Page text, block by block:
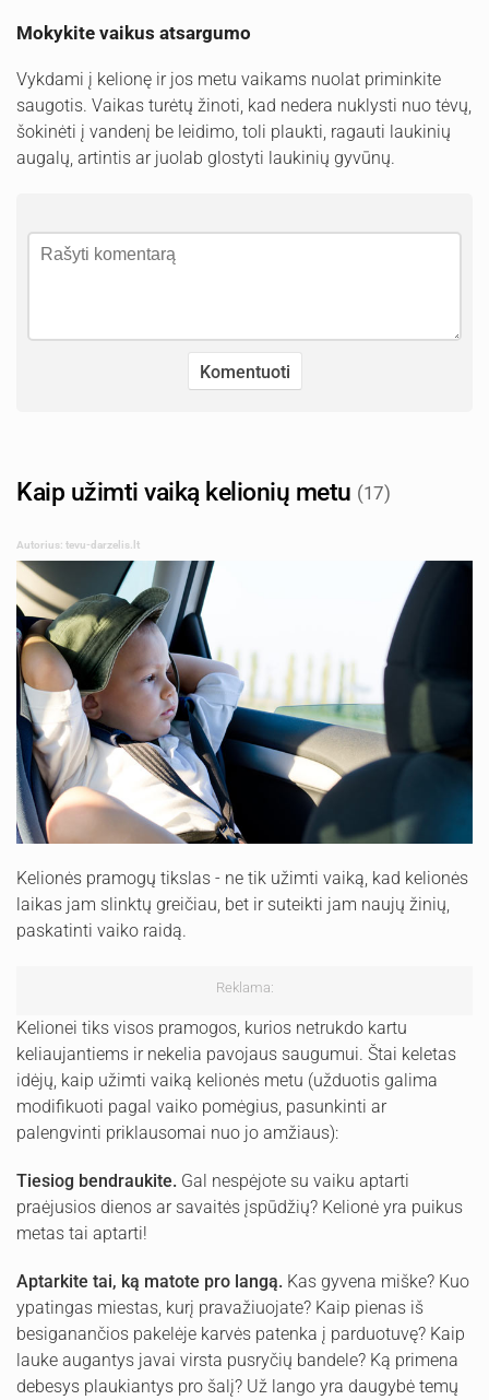
Mokykite vaikus atsargumo
Vykdami į kelionę ir jos metu vaikams nuolat priminkite
saugotis. Vaikas turėtų žinoti, kad nedera nuklysti nuo tėvų,
šokinėti į vandenį be leidimo, toli plaukti, ragauti laukinių
augalų, artintis ar juolab glostyti laukinių gyvūnų.
Kaip užimti vaiką kelionių metu (17)
Autorius: tevu-darzelis.lt
Kelionės pramogų tikslas - ne tik užimti vaiką, kad kelionės
laikas jam slinktų greičiau, bet ir suteikti jam naujų žinių,
paskatinti vaiko raidą.
Reklama:
Kelionei tiks visos pramogos, kurios netrukdo kartu
keliaujantiems ir nekelia pavojaus saugumui. Štai keletas
idėjų, kaip užimti vaiką kelionės metu (užduotis galima
modifikuoti pagal vaiko pomėgius, pasunkinti ar
palengvinti priklausomai nuo jo amžiaus):
Tiesiog bendraukite. Gal nespėjote su vaiku aptarti
praėjusios dienos ar savaitės įspūdžių? Kelionė yra puikus
metas tai aptarti!
Aptarkite tai, ką matote pro langą. Kas gyvena miške? Kuo
ypatingas miestas, kurį pravažiuojate? Kaip pienas iš
besiganančios pakelėje karvės patenka į parduotuvę? Kaip
lauke augantys javai virsta pusryčių bandele? Ką primena
debesys plaukiantys pro šalį? Už lango yra daugybė temų